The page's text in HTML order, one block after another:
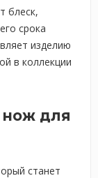
блеск,
срока
изделию
в коллекции
нож для
станет